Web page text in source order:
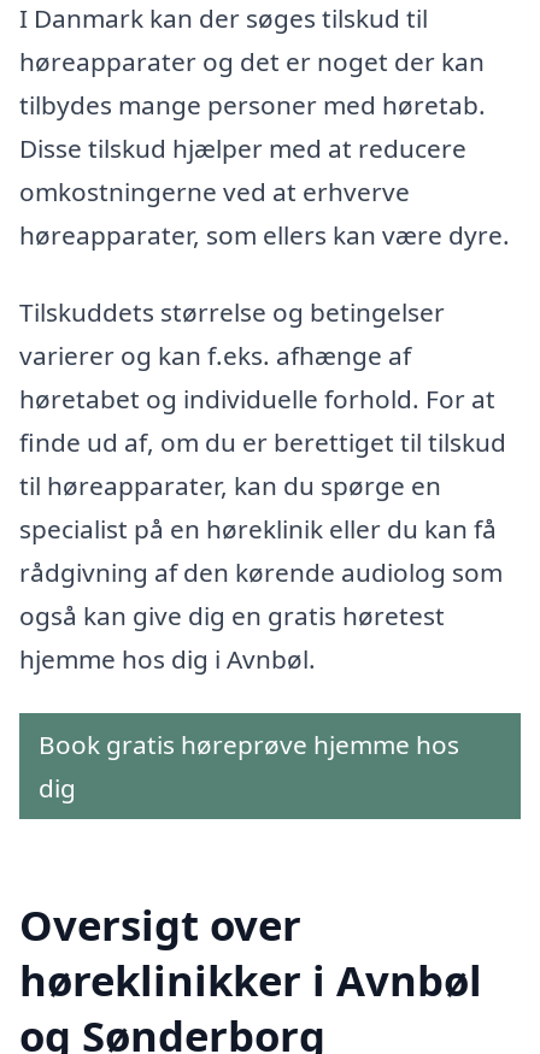
I Danmark kan der søges tilskud til
høreapparater og det er noget der kan
tilbydes mange personer med høretab.
Disse tilskud hjælper med at reducere
omkostningerne ved at erhverve
høreapparater, som ellers kan være dyre.
Tilskuddets størrelse og betingelser
varierer og kan f.eks. afhænge af
høretabet og individuelle forhold. For at
finde ud af, om du er berettiget til tilskud
til høreapparater, kan du spørge en
specialist på en høreklinik eller du kan få
rådgivning af den kørende audiolog som
også kan give dig en gratis høretest
hjemme hos dig i Avnbøl.
Book gratis høreprøve hjemme hos
dig
Oversigt over
høreklinikker i Avnbøl
og Sønderborg